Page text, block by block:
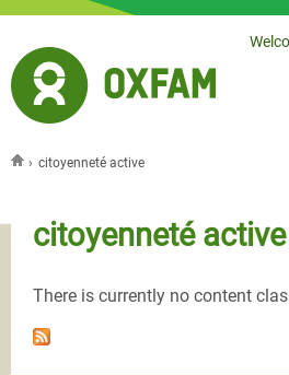
› citoyenneté active
citoyenneté active
There is currently no content